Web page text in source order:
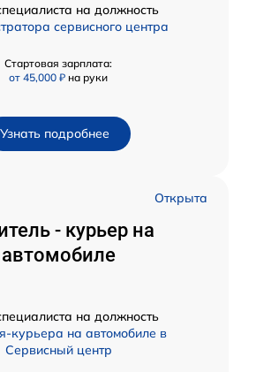
на должность
сервисного центра
Стартовая зарплата:
от 45,000 ₽ на руки
Узнать подробнее
Открыта
- курьер на
автомобиле
на должность
курьера на автомобиле в
Сервисный центр